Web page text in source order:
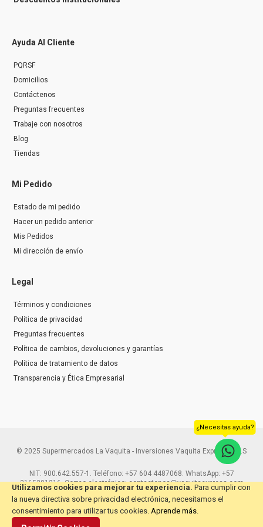
Utilizamos cookies para mejorar tu experiencia. Para cumplir con
la nueva directiva sobre privacidad electrónica, necesitamos el
consentimiento para utilizar tus cookies. Aprende más.
Ayuda Al Cliente
PQRSF
Domicilios
Contáctenos
Preguntas frecuentes
Trabaje con nosotros
Blog
Tiendas
Mi Pedido
Estado de mi pedido
Hacer un pedido anterior
Mis Pedidos
Mi dirección de envío
Legal
Términos y condiciones
Política de privacidad
Preguntas frecuentes
Política de cambios, devoluciones y garantías
Política de tratamiento de datos
Transparencia y Ética Empresarial
© 2025 Supermercados La Vaquita - Inversiones Vaquita Express S.A.S
NIT: 900.642.557-1. Teléfono: +57 604 4487068. WhatsApp: +57
3165291216. Correo electrónico: contactenos@vaquitaexpress.com
¿Necesitas ayuda?